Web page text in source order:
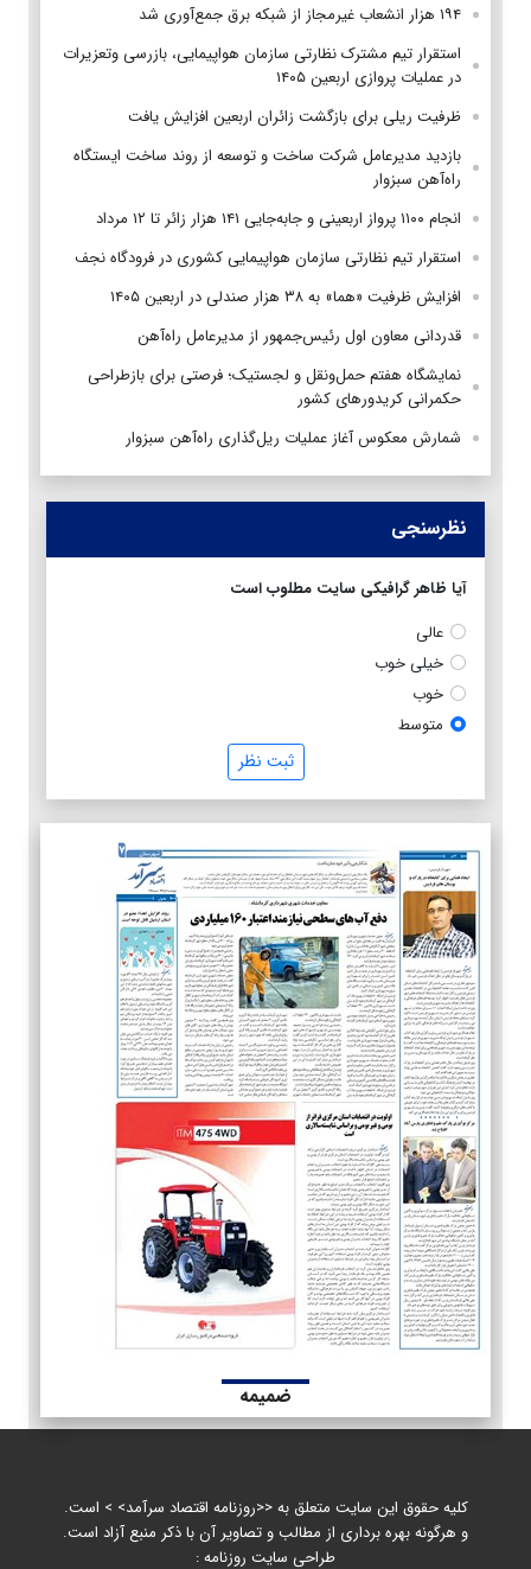
۱۹۴ هزار انشعاب غیرمجاز از شبکه برق جمع‌آوری شد
استقرار تیم مشترک نظارتی سازمان هواپیمایی، بازرسی وتعزیرات
در عملیات پروازی اربعین ۱۴۰۵
ظرفیت ریلی برای بازگشت زائران اربعین افزایش یافت
بازدید مدیرعامل شرکت ساخت و توسعه از روند ساخت ایستگاه
راه‌آهن سبزوار
انجام ۱۱۰۰ پرواز اربعینی و جابه‌جایی ۱۴۱ هزار زائر تا ۱۲ مرداد
استقرار تیم‌ نظارتی سازمان هواپیمایی کشوری در فرودگاه نجف
افزایش ظرفیت «هما» به ۳۸ هزار صندلی در اربعین ۱۴۰۵
قدردانی معاون اول رئیس‌جمهور از مدیرعامل راه‌آهن
نمایشگاه هفتم حمل‌ونقل و لجستیک؛ فرصتی برای بازطراحی
حکمرانی کریدورهای کشور
شمارش معکوس آغاز عملیات ریل‌گذاری راه‌آهن سبزوار
نظرسنجی
آیا ظاهر گرافیکی سایت مطلوب است
عالی
خیلی خوب
خوب
متوسط
ثبت نظر
ضمیمه
کلیه حقوق این سایت متعلق به <<روزنامه اقتصاد سرآمد> > است.
و هرگونه بهره برداری از مطالب و تصاویر آن با ذکر منبع آزاد است.
طراحی سایت روزنامه :